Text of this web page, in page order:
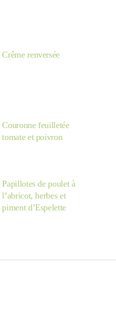
Crême renversée
Couronne feuilletée
tomate et poivron
Papillotes de poulet à
l’abricot, herbes et
piment d’Espelette